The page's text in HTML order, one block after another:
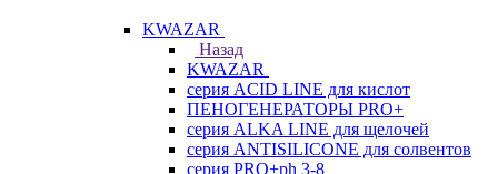
KWAZAR
Назад
KWAZAR
серия ACID LINE для кислот
ПЕНОГЕНЕРАТОРЫ PRO+
серия ALKA LINE для щелочей
серия ANTISILICONE для солвентов
серия PRO+ph 3-8